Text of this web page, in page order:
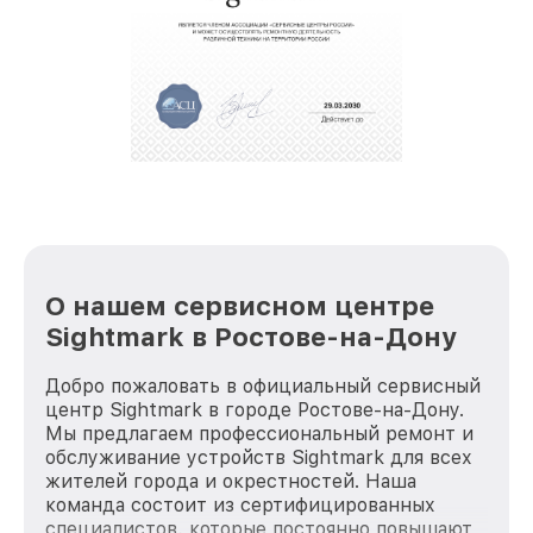
обеспечат доставку устройств в сервис в
полной сохранности и бесплатно.
положительные отзывы и обрели отличную
репутацию. Мы постоянно совершенствуемся и
О нашем сервисном центре
Sightmark в Ростове-на-Дону
Добро пожаловать в официальный сервисный
центр Sightmark в городе Ростове-на-Дону.
Мы предлагаем профессиональный ремонт и
обслуживание устройств Sightmark для всех
жителей города и окрестностей. Наша
команда состоит из сертифицированных
специалистов, которые постоянно повышают